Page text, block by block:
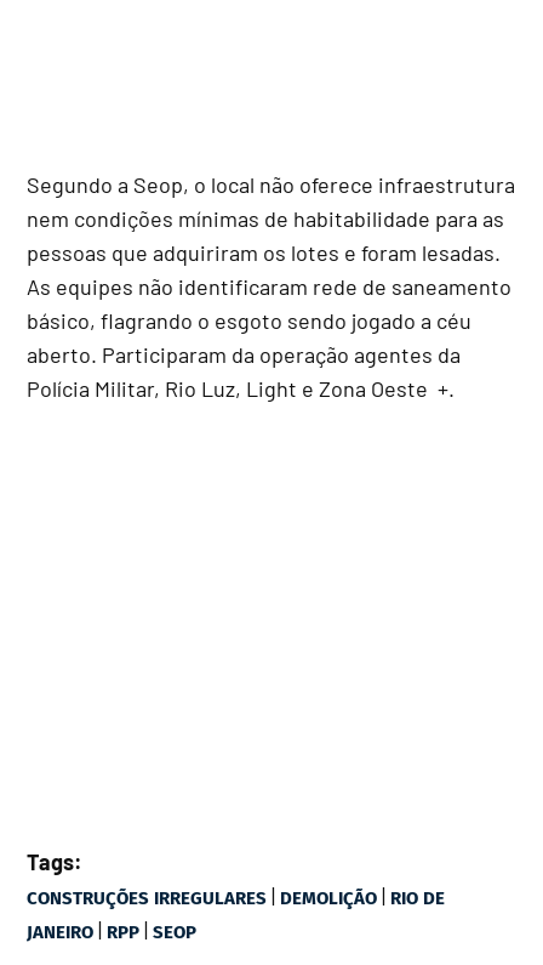
Segundo a Seop, o local não oferece infraestrutura
nem condições mínimas de habitabilidade para as
pessoas que adquiriram os lotes e foram lesadas.
As equipes não identificaram rede de saneamento
básico, flagrando o esgoto sendo jogado a céu
aberto. Participaram da operação agentes da
Polícia Militar, Rio Luz, Light e Zona Oeste +.
Tags:
CONSTRUÇÕES IRREGULARES | DEMOLIÇÃO | RIO DE
JANEIRO | RPP |SEOP